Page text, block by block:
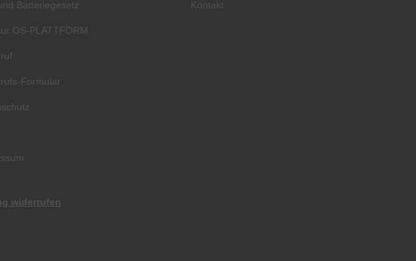
Batteriegesetz
OS-PLATTFORM
Formular
widerrufen
Kontakt